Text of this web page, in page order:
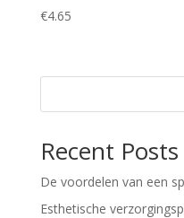
€4.65
Recent Posts
De voordelen van een
Esthetische